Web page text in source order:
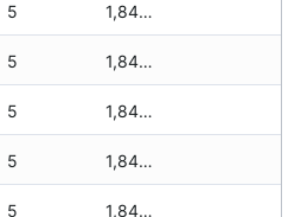
5 1,840 zł
5 1,840 zł
5 1,840 zł
5 1,840 zł
5 1,840 zł